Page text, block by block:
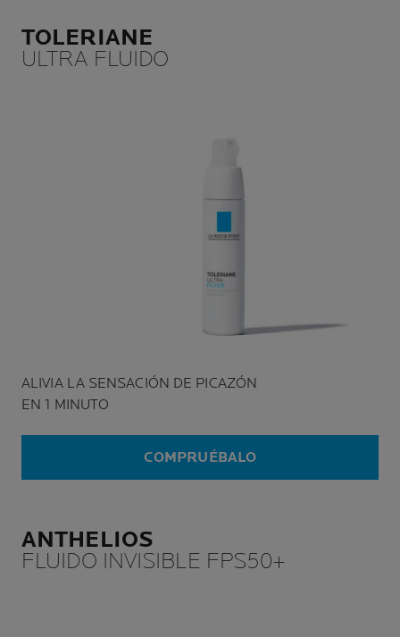
TOLERIANE
ULTRA FLUIDO
ALIVIA LA SENSACIÓN DE PICAZÓN
EN 1 MINUTO
COMPRUÉBALO
ANTHELIOS
FLUIDO INVISIBLE FPS50+